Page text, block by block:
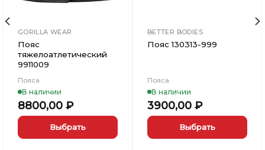
GORILLA WEAR
Пояс
тяжелоатлетический
9911009
Пояса
В наличии
8800,00 ₽
Выбрать
BETTER BODIES
Пояс 130313-999
Пояса
В наличии
3900,00 ₽
Выбрать